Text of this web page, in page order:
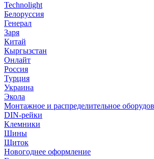
Technolight
Белоруссия
Генерал
Заря
Китай
Кыргызстан
Онлайт
Россия
Турция
Украина
Экола
Монтажное и распределительное
DIN-рейки
Клемники
Шины
Щиток
Новогоднее оформление